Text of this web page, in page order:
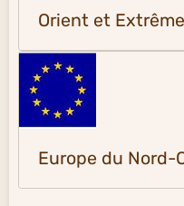
Orient et
Europe du Nord-